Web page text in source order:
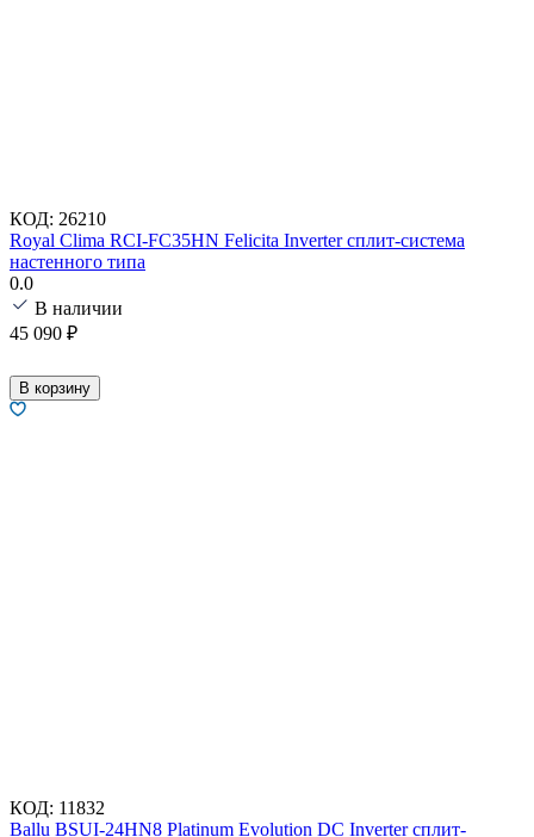
КОД: 26210
Royal Clima RCI-FC35HN Felicita Inverter сплит-система
настенного типа
0.0
В наличии
45 090 ₽
В корзину
КОД: 11832
Ballu BSUI-24HN8 Platinum Evolution DC Inverter сплит-